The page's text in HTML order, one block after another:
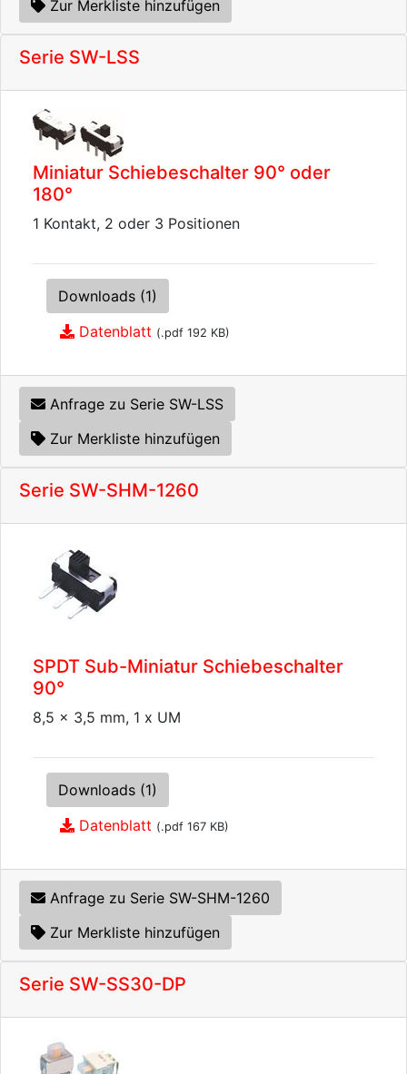
Zur Merkliste hinzufügen
Serie SW-LSS
Miniatur Schiebeschalter 90° oder
180°
1 Kontakt, 2 oder 3 Positionen
Downloads (1)
Datenblatt (.pdf 192 KB)
Anfrage zu Serie SW-LSS
Zur Merkliste hinzufügen
Serie SW-SHM-1260
SPDT Sub-Miniatur Schiebeschalter
90°
8,5 x 3,5 mm, 1 x UM
Downloads (1)
Datenblatt (.pdf 167 KB)
Anfrage zu Serie SW-SHM-1260
Zur Merkliste hinzufügen
Serie SW-SS30-DP